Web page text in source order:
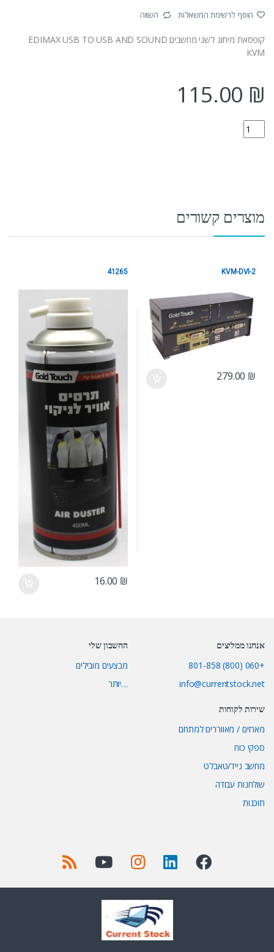
הוסף לרשימת המשאלות השווה
קופסאת מיתוג לשני מחשבים EDIMAX USB TO USB AND SOUND
KVM
115.00 ₪
EK-UAK2 quantity
מוצרים קשורים
ציוד הקפי
KVM-DVI-2
279.00 ₪
41265
16.00 ₪
אנחנו ממליצים
+060 (800) 801-858
info@currentstock.net
החשבון שלי
מבצעים מובילים
…יותר
שירות לקוחות
מארזים / מאווררים למתחם
ספקי כוח
מחשב נייד/טאבלט
שולחנות עבודה
תוכנות